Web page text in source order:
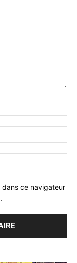
dans ce navigateur